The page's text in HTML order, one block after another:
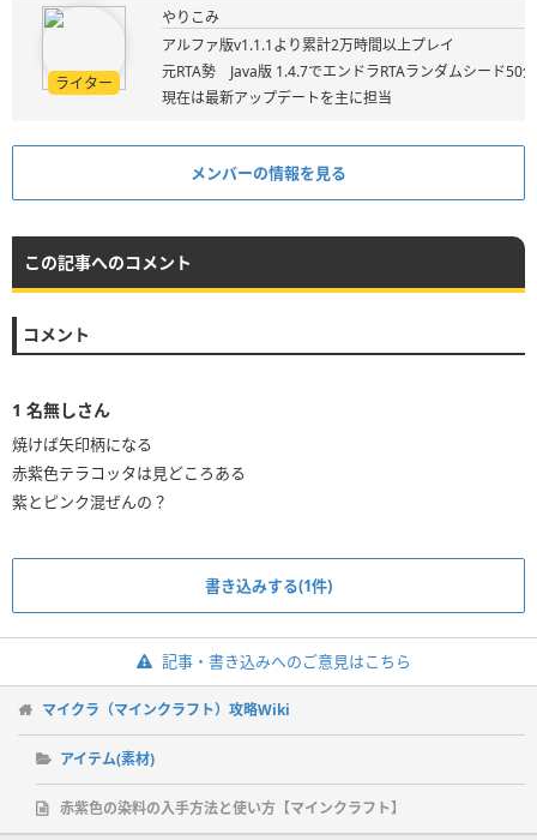
ライター
やりこみ
アルファ版v1.1.1より累計2万時間以上プレイ
元RTA勢 Java版 1.4.7でエンドラRTAランダムシード50
現在は最新アップデートを主に担当
メンバーの情報を見る
この記事へのコメント
コメント
1 名無しさん
焼けば矢印柄になる
赤紫色テラコッタは見どころある
紫とピンク混ぜんの？
書き込みする(1件)
記事・書き込みへのご意見はこちら
マイクラ（マインクラフト）攻略Wiki
アイテム(素材)
赤紫色の染料の入手方法と使い方【マインクラフト】